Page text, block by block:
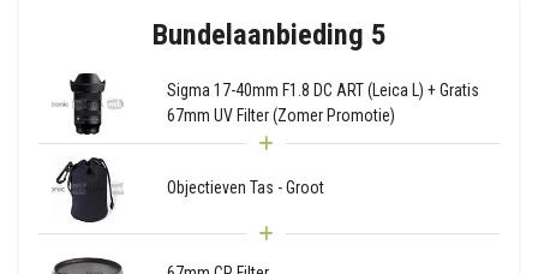
Bundelaanbieding 5
Sigma 17-40mm F1.8 DC ART (Leica L) + Gratis
67mm UV Filter (Zomer Promotie)
Objectieven Tas - Groot